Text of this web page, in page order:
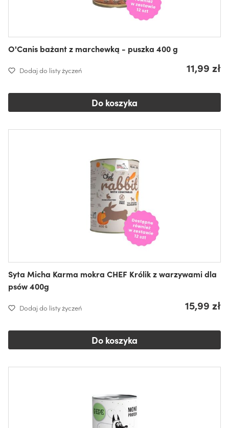
O'Canis bażant z marchewką - puszka 400 g
Dodaj do listy życzeń 11,99 zł
Do koszyka
Syta Micha Karma mokra CHEF Królik z warzywami dla
psów 400g
Dodaj do listy życzeń 15,99 zł
Do koszyka